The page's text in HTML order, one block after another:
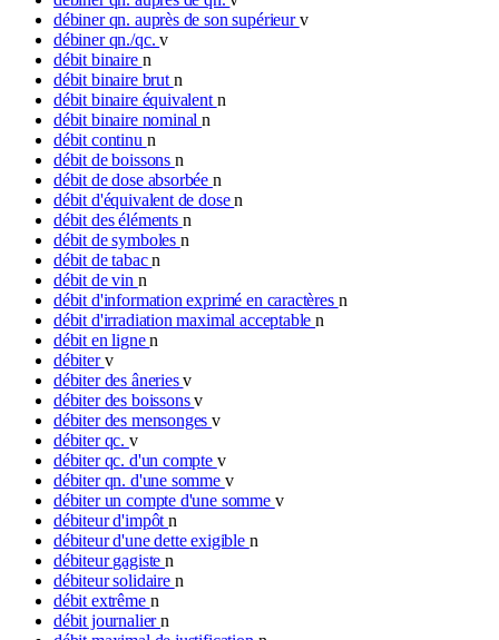
débiner qn. auprès de son supérieurv
débiner qn./qc.v
débit binaire n
débit binaire brut n
débit binaire équivalent n
débit binaire nominaln
débit continu n
débit de boissons n
débit de dose absorbée n
débit d'équivalent de dosen
débit des éléments n
débit de symboles n
débit de tabacn
débit de vin n
débit d'information exprimé en caractères n
débit d'irradiation maximal acceptablen
débit en lignen
débiterv
débiter des âneriesv
débiter des boissonsv
débiter des mensongesv
débiter qc. v
débiter qc. d'un compte v
débiter qn. d'une somme v
débiter un compte d'une somme v
débiteur d'impôtn
débiteur d'une dette exigible n
débiteur gagisten
débiteur solidaire n
débit extrême n
débit journaliern